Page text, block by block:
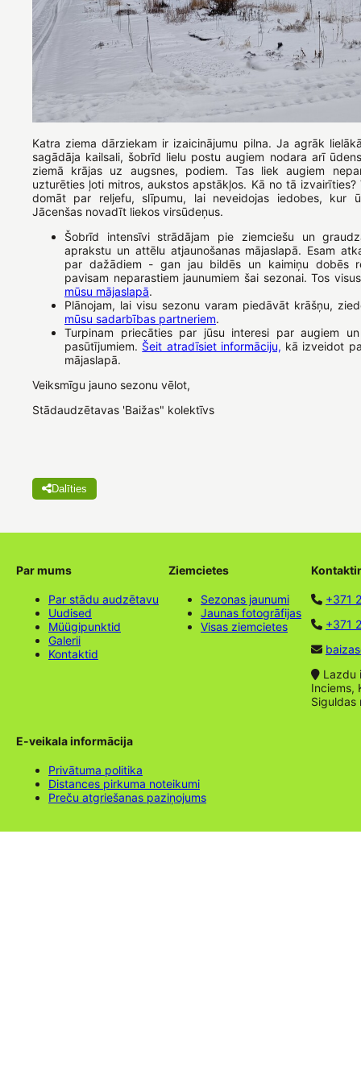
Katra ziema dārziekam ir izaicinājumu pilna. Ja agrāk
sagādāja kailsali, šobrīd lielu postu augiem nodara arī
ziemā krājas uz augsnes, podiem. Tas liek augiem
uzturēties ļoti mitros, aukstos apstākļos. Kā no tā izvairīties?
domāt par reljefu, slīpumu, lai neveidojas iedobes, kur
Jācenšas novadīt liekos virsūdeņus.
Šobrīd intensīvi strādājam pie ziemciešu un
aprakstu un attēlu atjaunošanas mājaslapā. Esam
par dažādiem - gan jau bildēs un kaimiņu dobēs
pavisam neparastiem jaunumiem šai sezonai. Tos
mūsu mājaslapā.
Plānojam, lai visu sezonu varam piedāvāt krāšņu,
mūsu sadarbības partneriem.
Turpinam priecāties par jūsu interesi par augiem
pasūtījumiem. Šeit atradīsiet informāciju, kā izveidot
mājaslapā.
Veiksmīgu jauno sezonu vēlot,
Stādaudzētavas 'Baižas" kolektīvs
Dalīties
Par mums
Par stādu audzētavu
Uudised
Müügipunktid
Galerii
Kontaktid
Ziemcietes
Sezonas jaunumi
Jaunas fotogrāfijas
Visas ziemcietes
+371
+371
Lazdu
Inciems,
Siguldas
E-veikala informācija
Privātuma politika
Distances pirkuma noteikumi
Preču atgriešanas paziņojums